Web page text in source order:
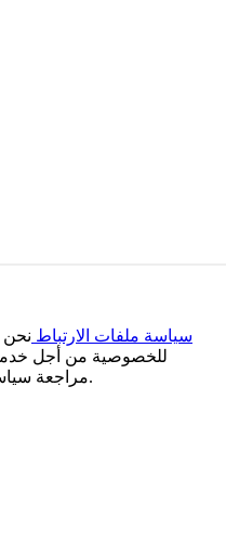
سياسة ملفات الارتباط نحن
للخصوصية من أجل
مراجعة سياسة ملفات تعريف الارتباط الخاصة بنا.